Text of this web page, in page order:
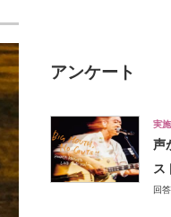
アンケート
実
声
ス
回